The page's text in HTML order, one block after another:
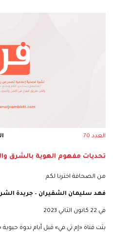
العدد 70
تحديات مفهوم الهوية بالشرق
من الصحافة اخترنا لكم
فهد سليمان الشقيران – جريدة
في 22 كانون الثاني 2023
بثت قناة «إم.تي.في» قبل أيام ندوة